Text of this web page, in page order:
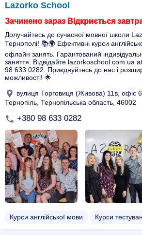
Lazorko School
Зачинено зараз Відкриється
Долучайтесь до сучасної мовної школи
Тернополі! 📚🌍 Ефективні курси
офлайн занять. Гарантований
заняття. Відвідайте lazorkoschool.com.ua
98 633 0282. Приєднуйтесь до нас і
можливості! 🌟
вулиця Торговиця (Живова) 11в, офіс
Тернопіль, Тернопільська область, 46002
+380 98 633 0282
Курси англійської мови Курси